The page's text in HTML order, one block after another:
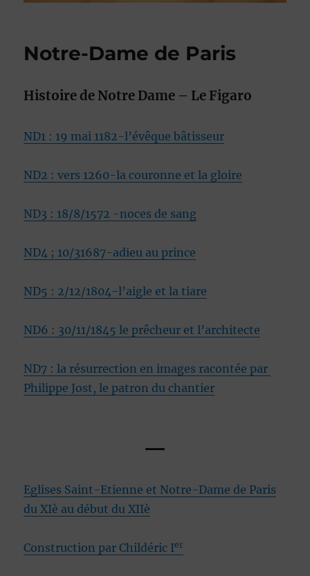
Notre-Dame de Paris
Histoire de Notre Dame – Le Figaro
ND1 : 19 mai 1182-l’évêque bâtisseur
ND2 : vers 1260-la couronne et la gloire
ND3 : 18/8/1572 -noces de sang
ND4 ; 10/31687-adieu au prince
ND5 : 2/12/1804-l’aigle et la tiare
ND6 : 30/11/1845 le prêcheur et l’architecte
ND7 : la résurrection en images racontée par
Philippe Jost, le patron du chantier
—
Eglises Saint-Etienne et Notre-Dame de Paris
du XIè au début du XIIè
Construction par Childéric Ier